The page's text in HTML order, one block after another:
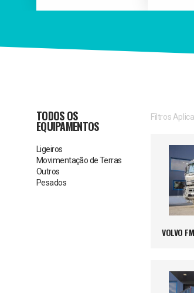
TODOS OS
EQUIPAMENTOS
Ligeiros
Movimentação de Terras
Outros
Pesados
Filtros
VOLVO